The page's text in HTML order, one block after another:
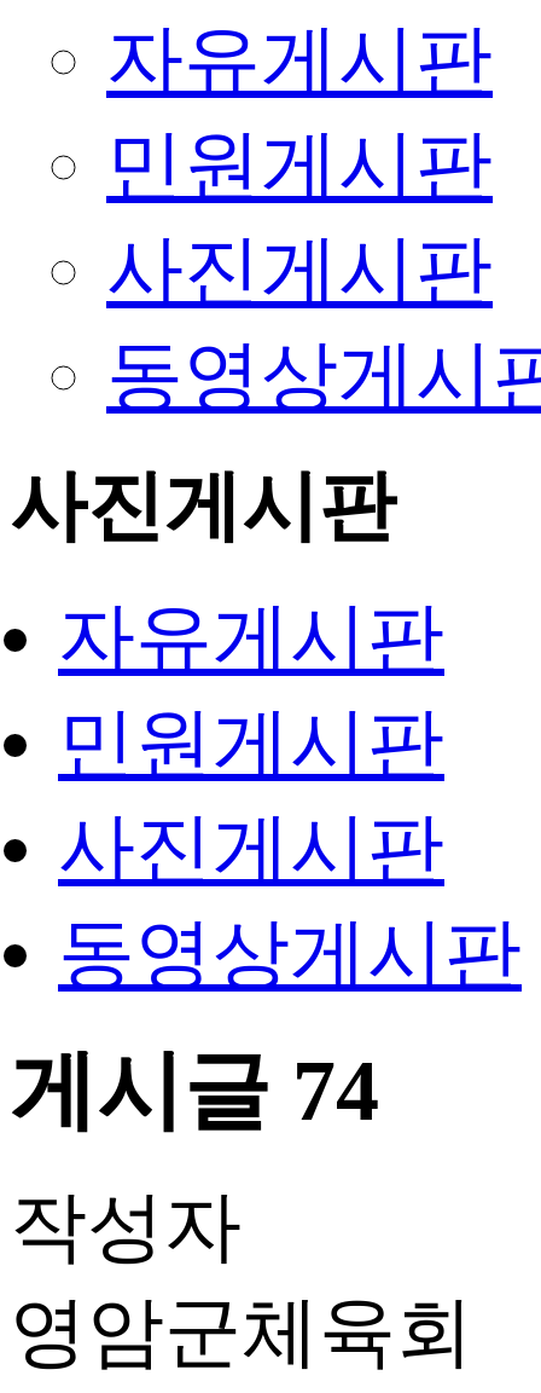
자유게시판
민원게시판
사진게시판
동영상게시
사진게시판
자유게시판
민원게시판
사진게시판
동영상게시판
게시글 74
작성자
영암군체육회